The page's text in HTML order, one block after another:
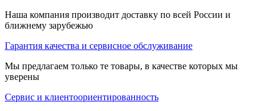
Наша компания производит доставку по всей России и
ближнему зарубежью
Гарантия качества и сервисное обслуживание
Мы предлагаем только те товары, в качестве которых мы
уверены
Сервис и клиентоориентированность